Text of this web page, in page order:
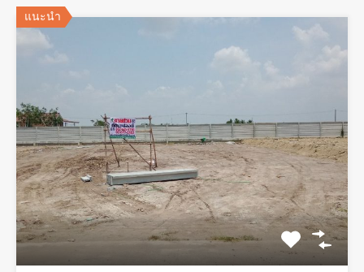
แนะนำ